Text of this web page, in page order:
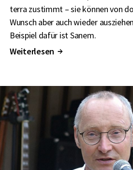
terra zustimmt – sie können von
Wunsch aber auch wieder
Beispiel dafür ist Sanem.
Weiterlesen
↑